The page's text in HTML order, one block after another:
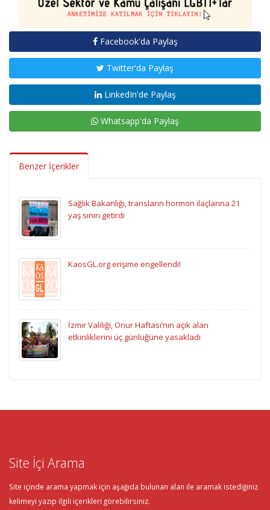
Facebook'da Paylaş
Twitter'da Paylaş
LinkedIn'de Paylaş
Whatsapp'da Paylaş
Benzer İçerikler
Sağlık Bakanlığı, transların hormon ilaçlarına 21
yaş sınırı getirdi
KaosGL.org erişime engellendi!
İzmir Valiliği, Onur Haftası’nın açık alan
etkinliklerini üç günlüğüne yasakladı
Site İçi Arama
Site içinde arama yapmak için aşağıda bulunan alan ile aramak istediğiniz
kelimeyi yazıp ilgili içerikleri görebilirsiniz.